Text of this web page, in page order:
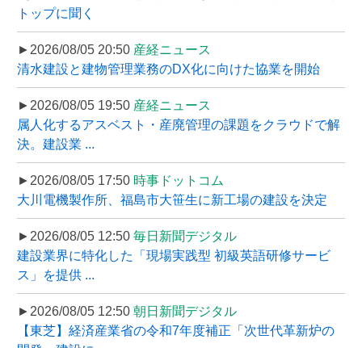
トップに聞く
►2026/08/05 20:50 産経ニュース
清水建設と建物管理業務のDX化に向けた協業を開始
►2026/08/05 19:50 産経ニュース
属人化するアスベスト・産廃管理の課題をクラウドで解
決。建設業 ...
►2026/08/05 17:50 時事ドットコム
大川電機製作所、福島市大笹生に新工場の建設を決定
►2026/08/05 12:50 毎日新聞デジタル
建設業界に特化した「現場実践型 初級英語研修サービ
ス」を提供 ...
►2026/08/05 12:50 朝日新聞デジタル
【東芝】経済産業省の令和7年度補正「次世代革新炉の